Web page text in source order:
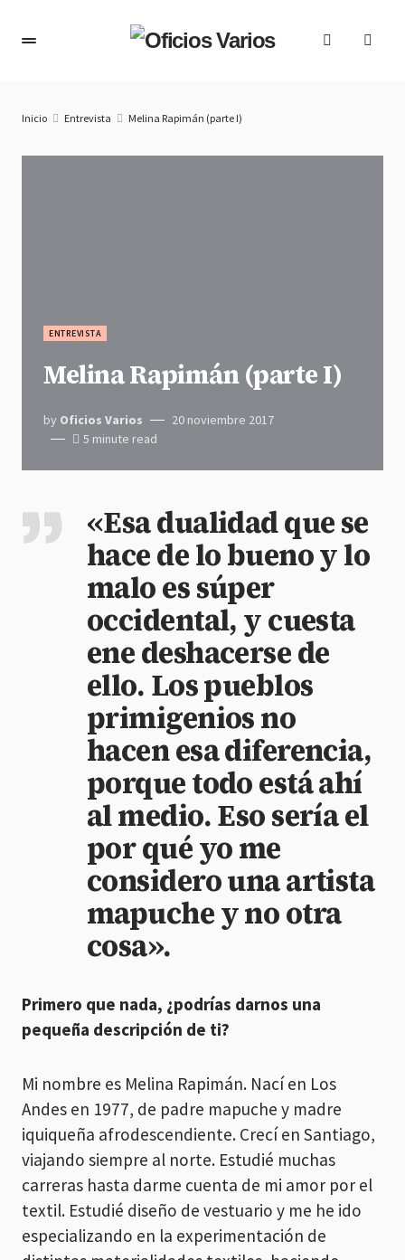
Inicio Entrevista Melina Rapimán (parte I)
ENTREVISTA
Melina Rapimán (parte I)
by Oficios Varios
20 noviembre 2017
5 minute read
«Esa dualidad que se
hace de lo bueno y lo
malo es súper
occidental, y cuesta
ene deshacerse de
ello. Los pueblos
primigenios no
hacen esa diferencia,
porque todo está ahí
al medio. Eso sería el
por qué yo me
considero una artista
mapuche y no otra
cosa».
Primero que nada, ¿podrías darnos una
pequeña descripción de ti?
Mi nombre es Melina Rapimán. Nací en Los
Andes en 1977, de padre mapuche y madre
iquiqueña afrodescendiente. Crecí en Santiago,
viajando siempre al norte. Estudié muchas
carreras hasta darme cuenta de mi amor por el
textil. Estudié diseño de vestuario y me he ido
especializando en la experimentación de